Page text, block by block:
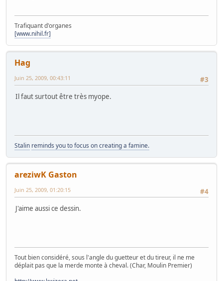
Trafiquant d'organes
[www.nihil.fr]
Hag
#3
Juin 25, 2009, 00:43:11
Il faut surtout être très myope.
Stalin reminds you to focus on creating a famine.
areziwK Gaston
#4
Juin 25, 2009, 01:20:15
J'aime aussi ce dessin.
Tout bien considéré, sous l'angle du guetteur et du tireur, il ne me
déplait pas que la merde monte à cheval. (Char, Moulin Premier)